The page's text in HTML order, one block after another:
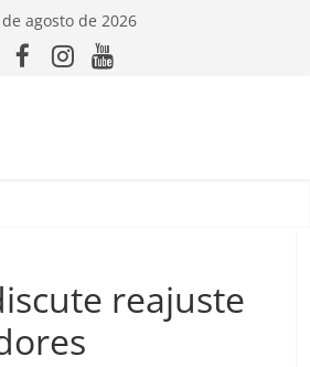
agosto de 2026
reajuste